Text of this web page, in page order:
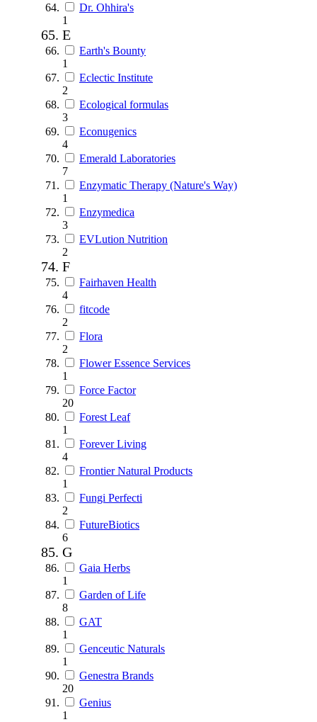
Dr. Ohhira's
1
E
Earth's Bounty
1
Eclectic Institute
2
Ecological formulas
3
Econugenics
4
Emerald Laboratories
7
Enzymatic Therapy (Nature's Way)
1
Enzymedica
3
EVLution Nutrition
2
F
Fairhaven Health
4
fitcode
2
Flora
2
Flower Essence Services
1
Force Factor
20
Forest Leaf
1
Forever Living
4
Frontier Natural Products
1
Fungi Perfecti
2
FutureBiotics
6
G
Gaia Herbs
1
Garden of Life
8
GAT
1
Genceutic Naturals
1
Genestra Brands
20
Genius
1